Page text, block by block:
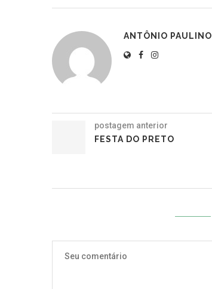
ANTÔNIO PAULINO
postagem anterior
FESTA DO PRETO